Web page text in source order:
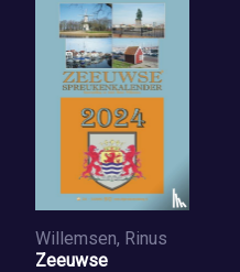
Willemsen, Rinus
Zeeuwse